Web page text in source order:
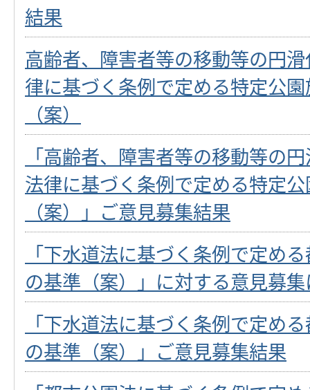
結果
高齢者、障害者等の移動等の円
律に基づく条例で定める特定公
（案）
「高齢者、障害者等の移動等の
法律に基づく条例で定める特定
（案）」ご意見募集結果
「下水道法に基づく条例で定め
の基準（案）」に対する意見募
「下水道法に基づく条例で定め
の基準（案）」ご意見募集結果